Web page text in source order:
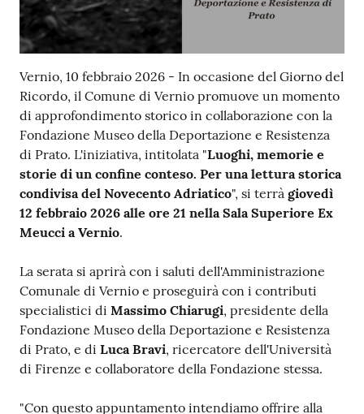
Contenuto
Vernio, 10 febbraio 2026 - In occasione del Giorno del
Ricordo, il Comune di Vernio promuove un momento
di approfondimento storico in collaborazione con la
Fondazione Museo della Deportazione e Resistenza
di Prato. L'iniziativa, intitolata "Luoghi, memorie e
storie di un confine conteso. Per una lettura storica
condivisa del Novecento Adriatico", si terrà giovedì
12 febbraio 2026 alle ore 21 nella Sala Superiore Ex
Meucci a Vernio.
La serata si aprirà con i saluti dell'Amministrazione
Comunale di Vernio e proseguirà con i contributi
specialistici di Massimo Chiarugi, presidente della
Fondazione Museo della Deportazione e Resistenza
di Prato, e di Luca Bravi, ricercatore dell'Università
di Firenze e collaboratore della Fondazione stessa.
"Con questo appuntamento intendiamo offrire alla